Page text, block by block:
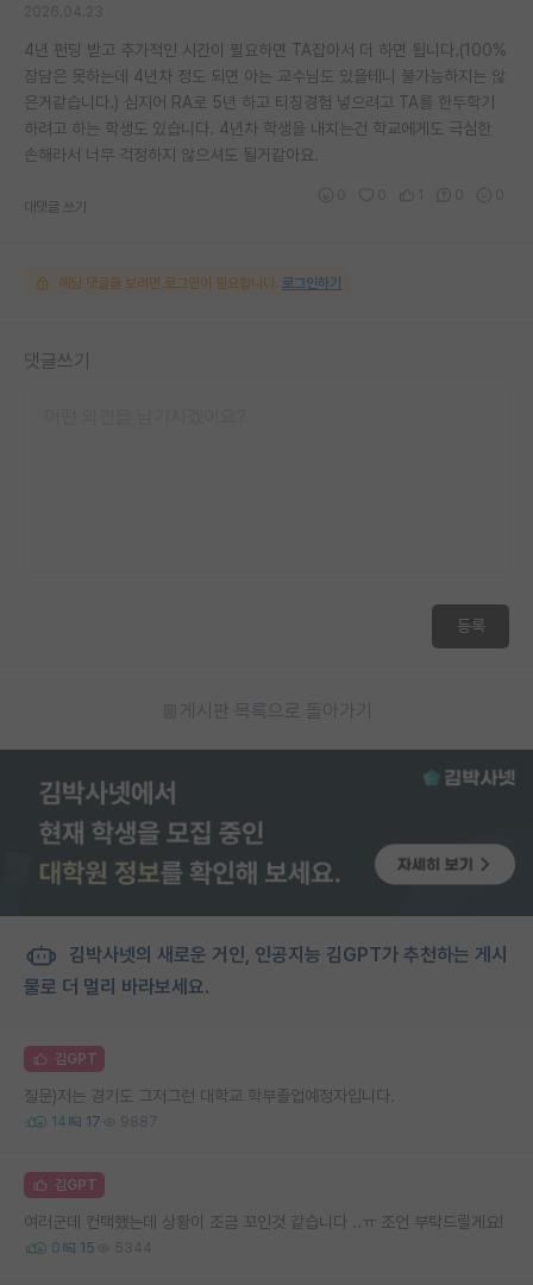
4년 펀딩 받고 추가적인 시간이 필요하면 TA잡아서 더 하면 됩니다.(100%
장담은 못하는데 4년차 정도 되면 아는 교수님도 있을테니 불가능하지는 않
은거같습니다.) 심지어 RA로 5년 하고 티칭경험 넣으려고 TA를 한두학기
하려고 하는 학생도 있습니다. 4년차 학생을 내치는건 학교에게도 극심한
손해라서 너무 걱정하지 않으셔도 될거같아요.
대댓글 쓰기
해당 댓글을 보려면 로그인이 필요합니다. 로그인하기
댓글쓰기
등록
게시판 목록으로 돌아가기
김박사넷의 새로운 거인, 인공지능 김GPT가 추천하는 게시
물로 더 멀리 바라보세요.
김GPT
질문)저는 경기도 그저그런 대학교 학부졸업예정자입니다.
14 17 9887
김GPT
여러군데 컨택했는데 상황이 조금 꼬인것 같습니다 ..ㅠ 조언 부탁드릴게요!
0 15 5344